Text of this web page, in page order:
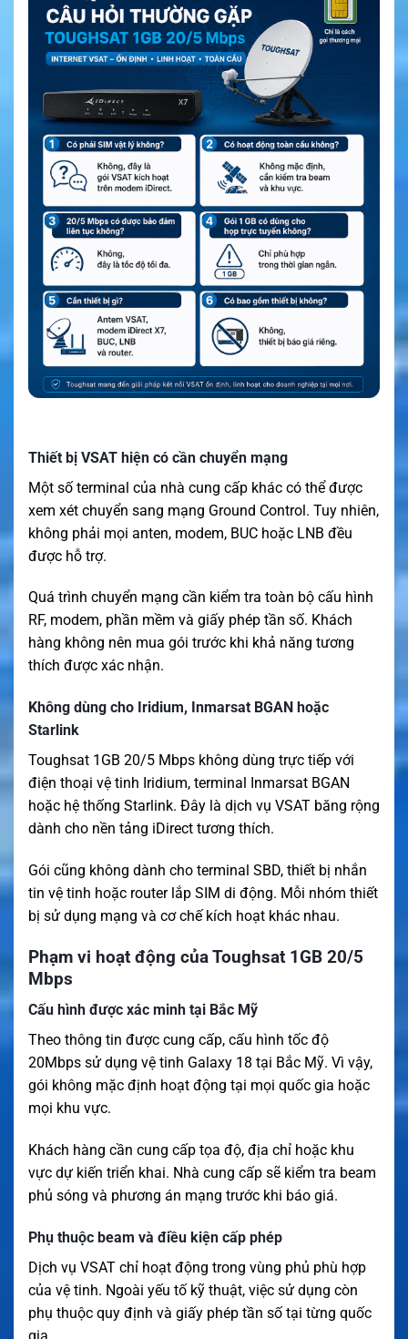
Thiết bị VSAT hiện có cần chuyển mạng
Một số terminal của nhà cung cấp khác có thể được
xem xét chuyển sang mạng Ground Control. Tuy nhiên,
không phải mọi anten, modem, BUC hoặc LNB đều
được hỗ trợ.
Quá trình chuyển mạng cần kiểm tra toàn bộ cấu hình
RF, modem, phần mềm và giấy phép tần số. Khách
hàng không nên mua gói trước khi khả năng tương
thích được xác nhận.
Không dùng cho Iridium, Inmarsat BGAN hoặc
Starlink
Toughsat 1GB 20/5 Mbps không dùng trực tiếp với
điện thoại vệ tinh Iridium, terminal Inmarsat BGAN
hoặc hệ thống Starlink. Đây là dịch vụ VSAT băng rộng
dành cho nền tảng iDirect tương thích.
Gói cũng không dành cho terminal SBD, thiết bị nhắn
tin vệ tinh hoặc router lắp SIM di động. Mỗi nhóm thiết
bị sử dụng mạng và cơ chế kích hoạt khác nhau.
Phạm vi hoạt động của Toughsat 1GB 20/5
Mbps
Cấu hình được xác minh tại Bắc Mỹ
Theo thông tin được cung cấp, cấu hình tốc độ
20Mbps sử dụng vệ tinh Galaxy 18 tại Bắc Mỹ. Vì vậy,
gói không mặc định hoạt động tại mọi quốc gia hoặc
mọi khu vực.
Khách hàng cần cung cấp tọa độ, địa chỉ hoặc khu
vực dự kiến triển khai. Nhà cung cấp sẽ kiểm tra beam
phủ sóng và phương án mạng trước khi báo giá.
Phụ thuộc beam và điều kiện cấp phép
Dịch vụ VSAT chỉ hoạt động trong vùng phủ phù hợp
của vệ tinh. Ngoài yếu tố kỹ thuật, việc sử dụng còn
phụ thuộc quy định và giấy phép tần số tại từng quốc